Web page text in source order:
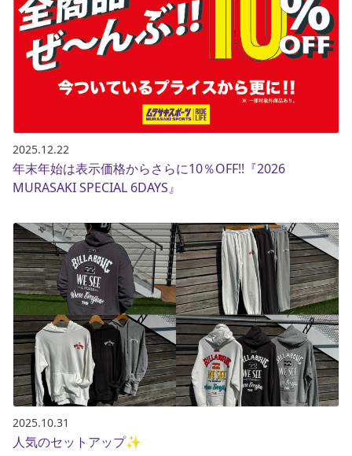
2025.12.22
年末年始は表示価格からさらに10％OFF!!『2026
MURASAKI SPECIAL 6DAYS』
2025.10.31
人気のセットアップ✨